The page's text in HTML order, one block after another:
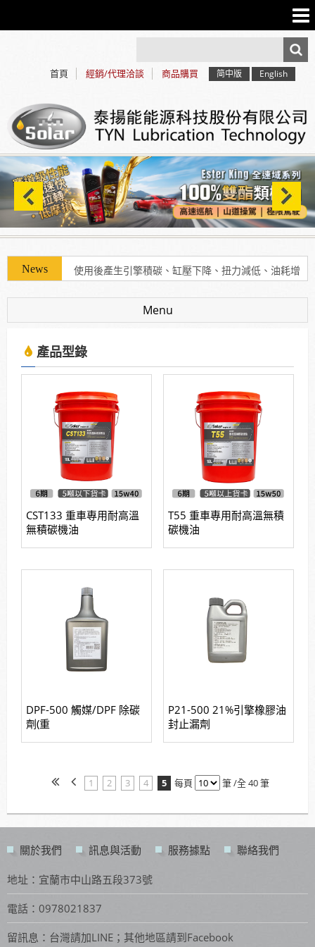
首頁 經銷/代理洽談 商品購買 简中版 English
使用後產生引擎積碳、缸壓下降、扭力減低、油耗增
加等現象
2025年7月13日受KBS京都電視台邀請採訪，廣受日
使用「泰揚能 Solar 索爾機油」可有效解決車輛經年
使用後產生引擎積碳、缸壓下降、扭力減低、油耗增
2025年7月13日受KBS京都電視台邀請採訪，廣受日
本當地通路詢問洽談進駐。
Menu
產品型錄
CST133 重車專用耐高溫
無積碳機油
T55 重車專用耐高溫無積
碳機油
DPF-500 觸媒/DPF 除碳
劑(重
P21-500 21%引擎橡膠油
封止漏劑
1 2 3 4 5 每頁 筆 /全 40 筆
關於我們 訊息與活動 服務據點 聯絡我們
地址：宜蘭市中山路五段373號
電話：0978021837
留訊息：台灣請加LINE；其他地區請到Facebook